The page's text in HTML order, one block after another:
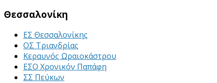
Θεσσαλονίκη
ΕΣ Θεσσαλονίκης
ΟΣ Τριανδρίας
Κεραυνός Ωραιοκάστρου
ΕΣΟ Χρονικόν Παπάφη
ΣΣ Πεύκων